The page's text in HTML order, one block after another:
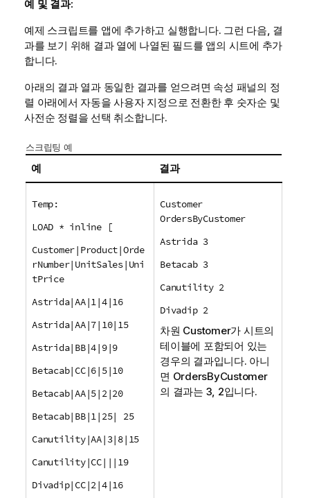
예 및 결과:
예제 스크립트를 앱에 추가하고 실행합니다. 그런 다음, 결
과를 보기 위해 결과 열에 나열된 필드를 앱의 시트에 추가
합니다.
아래의 결과 열과 동일한 결과를 얻으려면 속성 패널의 정
렬 아래에서 자동을 사용자 지정으로 전환한 후 숫자순 및
사전순 정렬을 선택 취소합니다.
스크립팅 예
예 결과
Temp:
LOAD * inline [
Customer|Product|Orde
rNumber|UnitSales|Uni
tPrice
Astrida|AA|1|4|16
Astrida|AA|7|10|15
Astrida|BB|4|9|9
Betacab|CC|6|5|10
Betacab|AA|5|2|20
Betacab|BB|1|25| 25
Canutility|AA|3|8|15
Canutility|CC|||19
Divadip|CC|2|4|16
Customer
OrdersByCustomer
Astrida 3
Betacab 3
Canutility 2
Divadip 2
차원 Customer가 시트의
테이블에 포함되어 있는
경우의 결과입니다. 아니
면 OrdersByCustomer
의 결과는 3, 2입니다.